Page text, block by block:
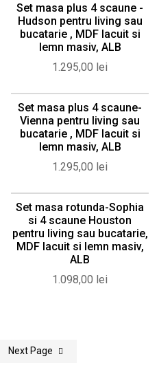
Set masa plus 4 scaune -
Hudson pentru living sau
bucatarie , MDF lacuit si
lemn masiv, ALB
1.295,00 lei
Set masa plus 4 scaune-
Vienna pentru living sau
bucatarie , MDF lacuit si
lemn masiv, ALB
1.295,00 lei
Set masa rotunda-Sophia
si 4 scaune Houston
pentru living sau bucatarie,
MDF lacuit si lemn masiv,
ALB
1.098,00 lei
Next Page